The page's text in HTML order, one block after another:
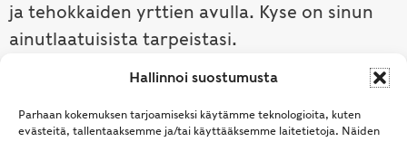
Hallinnoi suostumusta
Parhaan kokemuksen tarjoamiseksi käytämme teknologioita, kuten
evästeitä, tallentaaksemme ja/tai käyttääksemme laitetietoja. Näiden
ja tehokkaiden yrttien avulla. Kyse on sinun
ainutlaatuisista tarpeistasi.
Tutustu ayurvedaan →